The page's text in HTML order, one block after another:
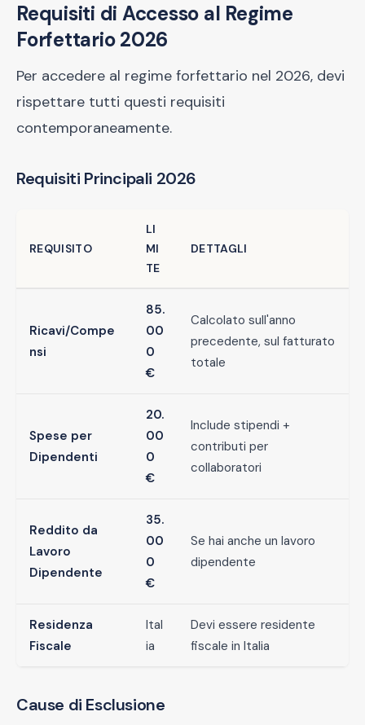
Requisiti di Accesso al Regime
Forfettario 2026
Per accedere al regime forfettario nel 2026, devi
rispettare tutti questi requisiti
contemporaneamente.
Requisiti Principali 2026
REQUISITO
LI
MI
TE
DETTAGLI
Ricavi/Compe
nsi
85.
00
0
€
Calcolato sull'anno
precedente, sul fatturato
totale
Spese per
Dipendenti
20.
00
0
€
Include stipendi +
contributi per
collaboratori
Reddito da
Lavoro
Dipendente
35.
00
0
€
Se hai anche un lavoro
dipendente
Residenza
Fiscale
Ital
ia
Devi essere residente
fiscale in Italia
Cause di Esclusione